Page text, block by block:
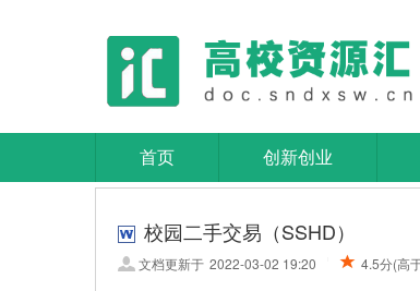
首页 创新创业
校园二手交易（SSHD）
文档更新于 2022-03-02 19:20 4.5分(高